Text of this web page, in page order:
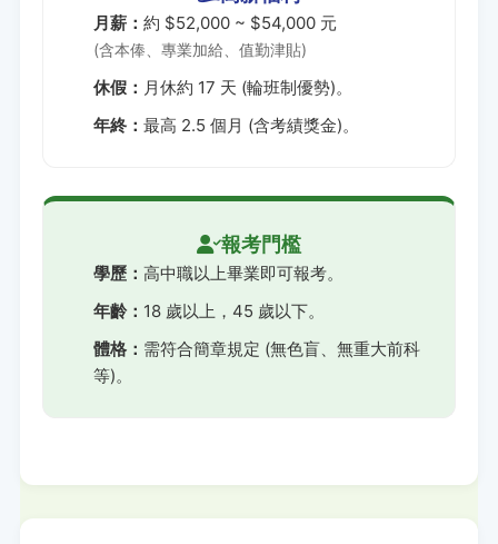
月薪： 約 $52,000 ~ $54,000 元
(含本俸、專業加給、值勤津貼)
休假： 月休約 17 天 (輪班制優勢)。
年終： 最高 2.5 個月 (含考績獎金)。
報考門檻
學歷： 高中職以上畢業即可報考。
年齡： 18 歲以上，45 歲以下。
體格： 需符合簡章規定 (無色盲、無重大前科
等)。